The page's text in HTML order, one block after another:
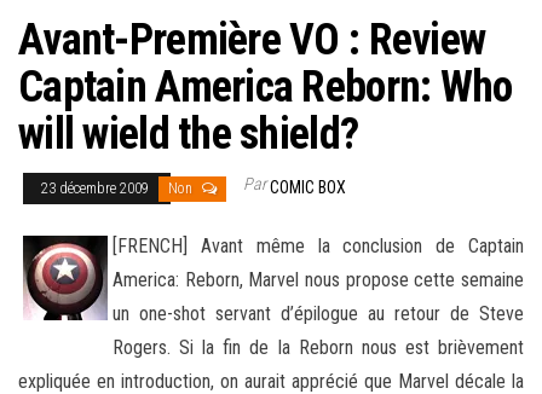
Avant-Première VO : Review
Captain America Reborn: Who
will wield the shield?
23 décembre 2009 Non ParCOMIC BOX
[FRENCH] Avant même la conclusion de Captain
America: Reborn, Marvel nous propose cette semaine
un one-shot servant d’épilogue au retour de Steve
Rogers. Si la fin de la Reborn nous est brièvement
expliquée en introduction, on aurait apprécié que Marvel décale la